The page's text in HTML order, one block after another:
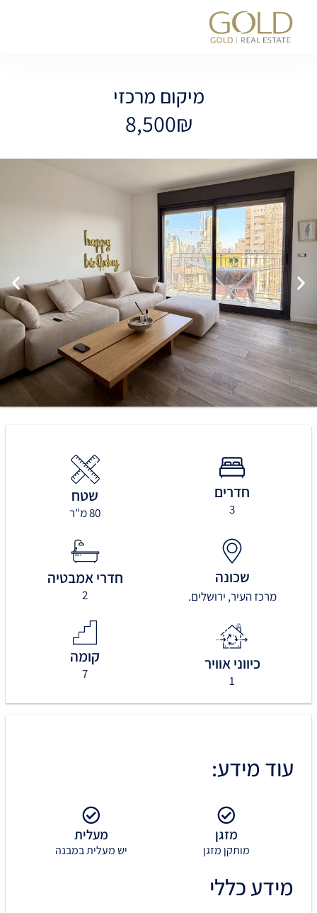
מיקום מרכזי
8,500₪
חדרים
3
שטח
80 מ"ר
שכונה
מרכז העיר, ירושלים.
חדרי אמבטיה
2
כיווני אוויר
1
קומה
7
עוד מידע:
מזגן
מותקן מזגן
מעלית
יש מעלית במבנה
מידע כללי